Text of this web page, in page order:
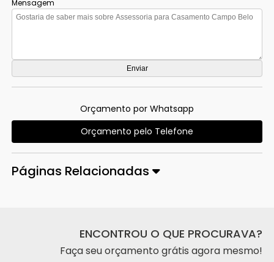
Mensagem
Orçamento por Whatsapp
Orçamento pelo Telefone
Páginas Relacionadas
ENCONTROU O QUE PROCURAVA?
Faça seu orçamento grátis agora mesmo!